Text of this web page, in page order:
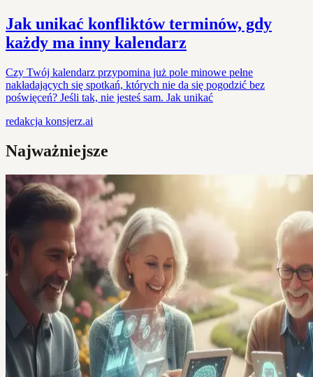
Jak unikać konfliktów terminów, gdy
każdy ma inny kalendarz
Czy Twój kalendarz przypomina już pole minowe pełne
nakładających się spotkań, których nie da się pogodzić bez
poświęceń? Jeśli tak, nie jesteś sam. Jak unikać
redakcja konsjerz.ai
Najważniejsze